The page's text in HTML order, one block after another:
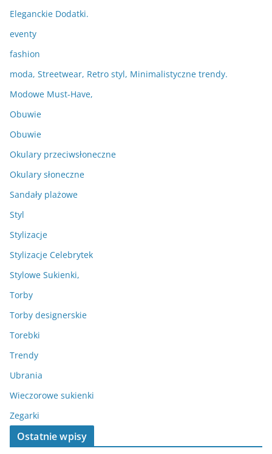
Eleganckie Dodatki.
eventy
fashion
moda, Streetwear, Retro styl, Minimalistyczne trendy.
Modowe Must-Have,
Obuwie
Obuwie
Okulary przeciwsłoneczne
Okulary słoneczne
Sandały plażowe
Styl
Stylizacje
Stylizacje Celebrytek
Stylowe Sukienki,
Torby
Torby designerskie
Torebki
Trendy
Ubrania
Wieczorowe sukienki
Zegarki
Ostatnie wpisy